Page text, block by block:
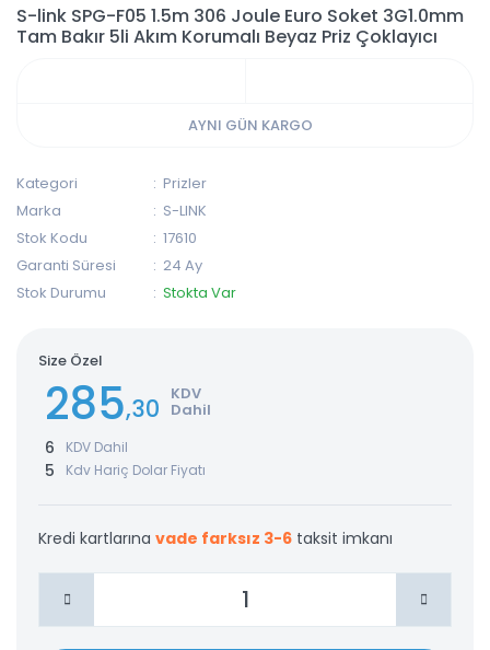
S-link SPG-F05 1.5m 306 Joule Euro Soket 3G1.0mm
Tam Bakır 5li Akım Korumalı Beyaz Priz Çoklayıcı
AYNI GÜN KARGO
Kategori
Prizler
Marka
S-LINK
Stok Kodu
17610
Garanti Süresi
24 Ay
Stok Durumu
Stokta Var
Size Özel
285,30 KDV
Dahil
6 KDV Dahil
5 Kdv Hariç Dolar Fiyatı
Kredi kartlarına vade farksız 3-6 taksit imkanı